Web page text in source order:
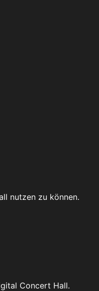
nutzen zu können.
Concert Hall.